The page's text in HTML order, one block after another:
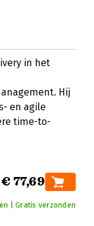
in het
Hij
en agile
time-to-
€ 77,69
| Gratis verzonden